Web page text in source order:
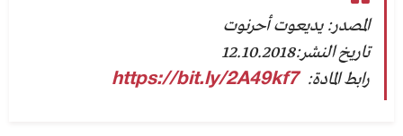
المصدر: يديعوت أحرنوت
تاريخ النشر:12.10.2018
رابط المادة: https://bit.ly/2A49kf7